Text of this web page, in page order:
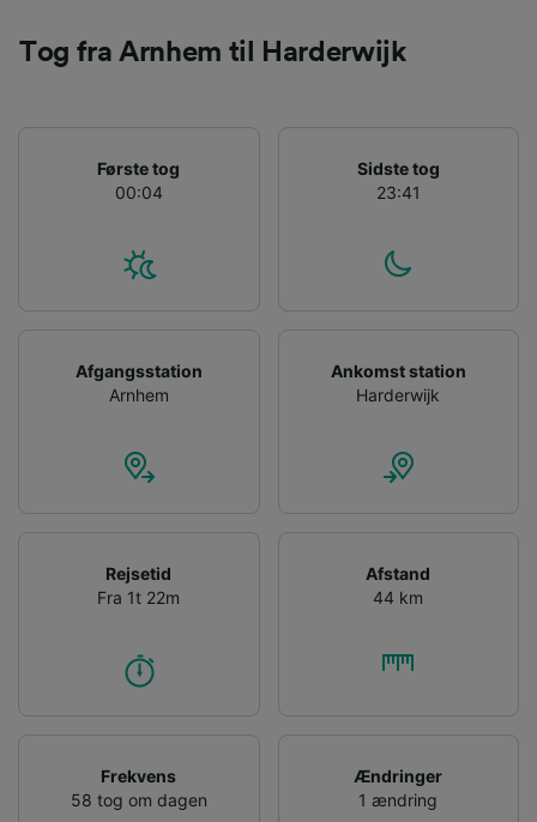
Tog fra Arnhem til Harderwijk
Første tog
00:04
Sidste tog
23:41
Afgangsstation
Arnhem
Ankomst station
Harderwijk
Rejsetid
Fra 1t 22m
Afstand
44 km
Frekvens
58 tog om dagen
Ændringer
1 ændring